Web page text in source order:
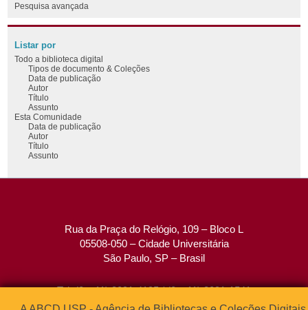
Pesquisa avançada
Listar por
Todo a biblioteca digital
Tipos de documento & Coleções
Data de publicação
Autor
Título
Assunto
Esta Comunidade
Data de publicação
Autor
Título
Assunto
Rua da Praça do Relógio, 109 – Bloco L
05508-050 – Cidade Universitária
São Paulo, SP – Brasil
Tel: (0xx11) 3091-4195 / (0xx11) 3091-1541
Fax: (0xx11) 3091-1567